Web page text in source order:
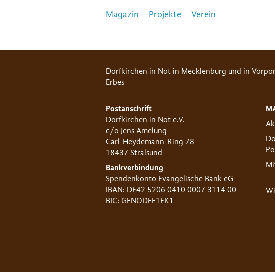
Magazin Projekte Verein
Dorfkirchen in Not in Mecklenburg und in
Erbes
Postanschrift
Dorfkirchen in Not e.V.
c/o Jens Amelung
Carl-Heydemann-Ring 78
18437 Stralsund
Bankverbindung
Spendenkonto Evangelische Bank eG
IBAN: DE42 5206 0410 0007 3114 00
BIC: GENODEF1EK1